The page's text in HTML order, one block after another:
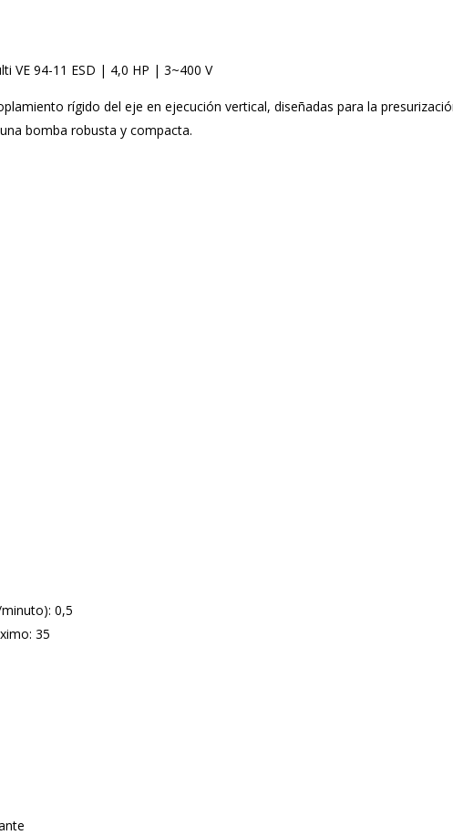
VE 94-11 ESD | 4,0 HP | 3~400 V
rígido del eje en ejecución vertical, diseñadas para la
bomba robusta y compacta.
0,5
35